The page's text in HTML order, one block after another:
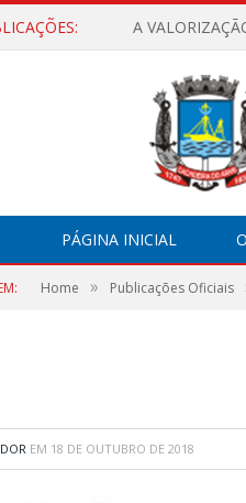
A
PÁGINA INICIAL
Home » Publicações Oficiais
EM 18 DE OUTUBRO DE 2018